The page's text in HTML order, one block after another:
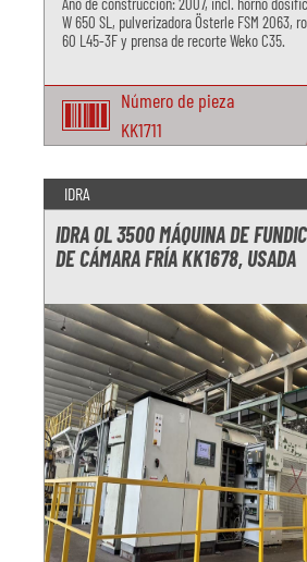
W 650 SL, pulverizadora Österle FSM 2063,
60 L45-3F y prensa de recorte Weko C35.
Número de pieza
KK1711
IDRA
IDRA OL 3500 MÁQUINA DE
DE CÁMARA FRÍA KK1678, USADA